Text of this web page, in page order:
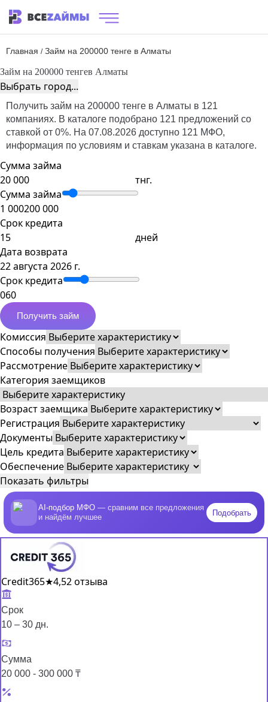
Главная / Займ на 200000 тенге в Алматы
Займ на 200000 тенгев Алматы
Выбрать город...
Получить займ на 200000 тенге в Алматы в 121
компаниях. В каталоге подобрано 121 предложений со
ставкой от 0%. На 07.08.2026 доступно 121 МФО,
информация по условиям и ставкам указана в каталоге.
Сумма займа
тнг.
Сумма займа
1 000200 000
Срок кредита
дней
Дата возврата
22 августа 2026 г.
Срок кредита
060
Получить займ
Комиссия
Способы получения
Рассмотрение
Категория заемщиков
Возраст заемщика
Регистрация
Документы
Цель кредита
Обеспечение
Показать фильтры
AI-подбор МФО — сравним все предложения
и найдём лучшее
Подобрать
Credit365★4,52 отзыва
Срок
10 – 30 дн.
Сумма
20 000 - 300 000 ₸